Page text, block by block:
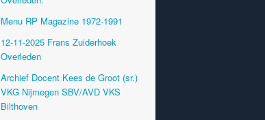
Menu RP Magazine 1972-1991
12-11-2025 Frans Zuiderhoek
Overleden
Archief Docent Kees de Groot (sr.)
VKG Nijmegen SBV/AVD VKS
Bilthoven